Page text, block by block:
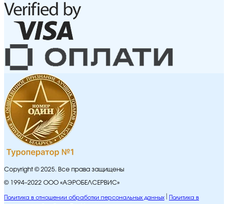
Copyright © 2025. Все права защищены
© 1994–2022 ООО «АЭРОБЕЛСЕРВИС»
Политика в отношении обработки персональных данных
Политика в